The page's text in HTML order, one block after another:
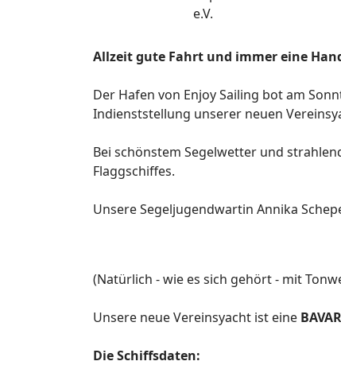
Allzeit gute Fahrt und immer eine
Der Hafen von Enjoy Sailing bot am
Indienststellung unserer neuen
Bei schönstem Segelwetter und
Flaggschiffes.
Unsere Segeljugendwartin Annika
(Natürlich - wie es sich gehört - mit
Unsere neue Vereinsyacht ist eine
Die Schiffsdaten: